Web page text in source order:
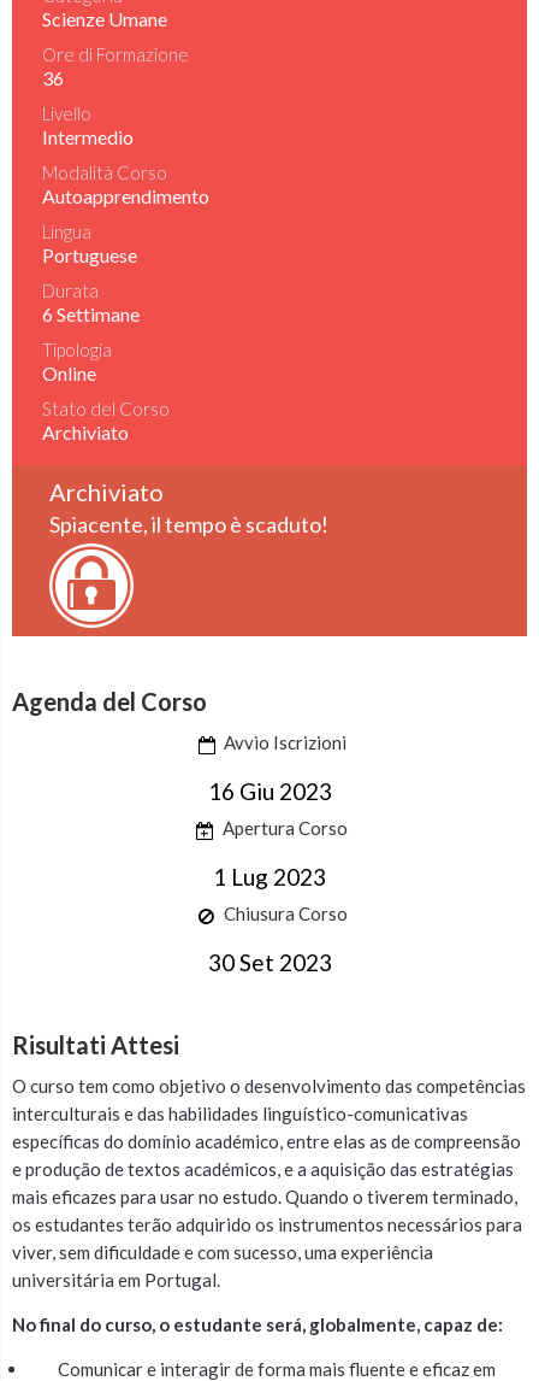
Scienze Umane
Ore di Formazione
36
Livello
Intermedio
Modalità Corso
Autoapprendimento
Lingua
Portuguese
Durata
6 Settimane
Tipologia
Online
Stato del Corso
Archiviato
Archiviato
Spiacente, il tempo è scaduto!
Agenda del Corso
Avvio Iscrizioni
16 Giu 2023
Apertura Corso
1 Lug 2023
Chiusura Corso
30 Set 2023
Risultati Attesi
O curso tem como objetivo o desenvolvimento das competências
interculturais e das habilidades linguístico-comunicativas
específicas do domínio académico, entre elas as de compreensão
e produção de textos académicos, e a aquisição das estratégias
mais eficazes para usar no estudo. Quando o tiverem terminado,
os estudantes terão adquirido os instrumentos necessários para
viver, sem dificuldade e com sucesso, uma experiência
universitária em Portugal.
No final do curso, o estudante será, globalmente, capaz de:
Comunicar e interagir de forma mais fluente e eficaz em